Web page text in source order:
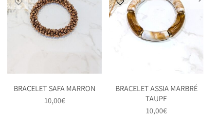
BRACELET SAFA MARRON
10,00€
BRACELET ASSIA MARBRÉ
TAUPE
10,00€